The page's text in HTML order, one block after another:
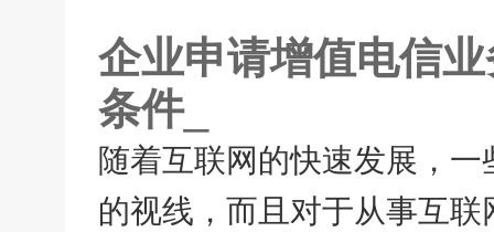
企业申请增值电信
条件_
随着互联网的快速发展，
的视线，而且对于从事互